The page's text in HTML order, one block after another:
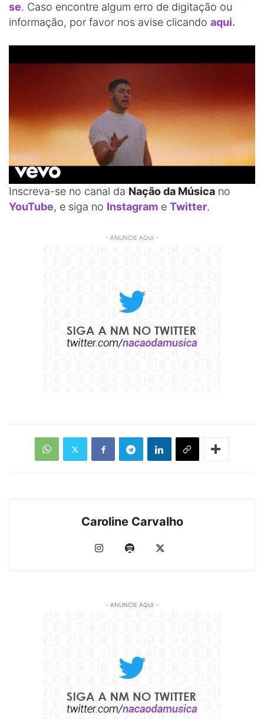
se. Caso encontre algum erro de digitação ou
informação, por favor nos avise clicando aqui.
Inscreva-se no canal da Nação da Música no
YouTube, e siga no Instagram e Twitter.
- ANUNCIE AQUI -
Caroline Carvalho
- ANUNCIE AQUI -